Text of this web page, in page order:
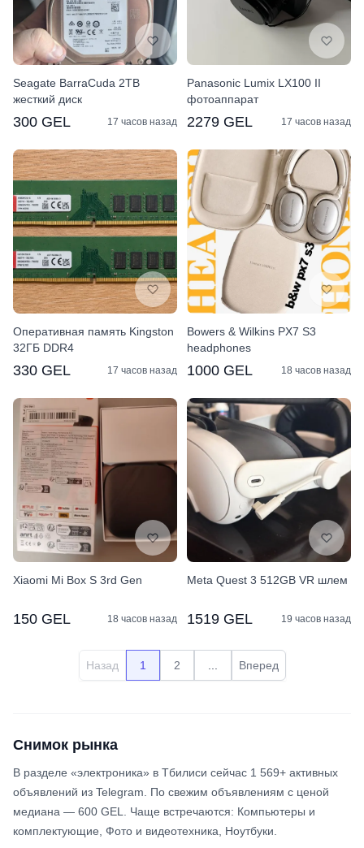
Seagate BarraCuda 2TB
жесткий диск
300 GEL 17 часов назад
Panasonic Lumix LX100 II
фотоаппарат
2279 GEL 17 часов назад
Оперативная память Kingston
32ГБ DDR4
330 GEL 17 часов назад
Bowers & Wilkins PX7 S3
headphones
1000 GEL 18 часов назад
Xiaomi Mi Box S 3rd Gen
150 GEL 18 часов назад
Meta Quest 3 512GB VR шлем
1519 GEL 19 часов назад
Назад 1 2 Вперед
Снимок рынка
В разделе «электроника» в Тбилиси сейчас 1 569+ активных
объявлений из Telegram. По свежим объявлениям с ценой
медиана — 600 GEL. Чаще встречаются: Компьютеры и
комплектующие, Фото и видеотехника, Ноутбуки.